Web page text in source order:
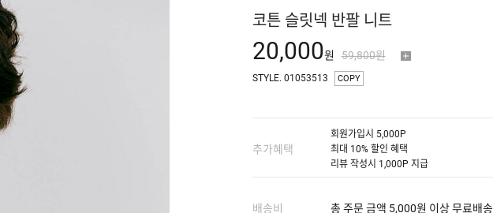
코튼 슬릿넥 반팔 니트
20,000원 59,800원
STYLE. 01053513 COPY
추가혜택
회원가입시 5,000P
최대 10% 할인 혜택
리뷰 작성시 1,000P 지급
배송비 총 주문 금액 5,000원 이상 무료배송